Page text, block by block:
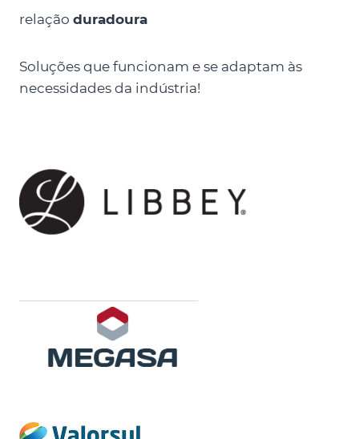
relação duradoura
Soluções que funcionam e se adaptam às
necessidades da indústria!